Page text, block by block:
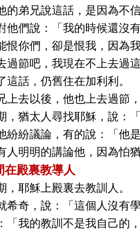
的弟兄說這話，是因為不
他們說：「我的時候還沒
恨你們，卻是恨我，因為
過節吧，我現在不上去過
這話，仍舊住在加利利。
上去以後，他也上去過節
，猶太人尋找耶穌，說：
紛紛議論，有的說：「他
人明明的講論他，因為怕
在殿裏教導人
，耶穌上殿裏去教訓人。
希奇，說：「這個人沒有
「我的教訓不是我自己的